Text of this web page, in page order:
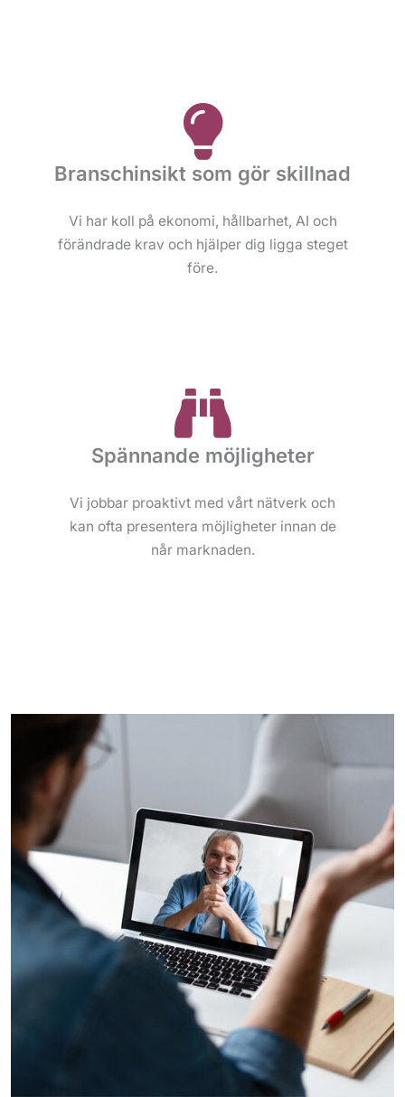
Branschinsikt som gör skillnad
Vi har koll på ekonomi, hållbarhet, AI och
förändrade krav och hjälper dig ligga steget
före.
Spännande möjligheter
Vi jobbar proaktivt med vårt nätverk och
kan ofta presentera möjligheter innan de
når marknaden.